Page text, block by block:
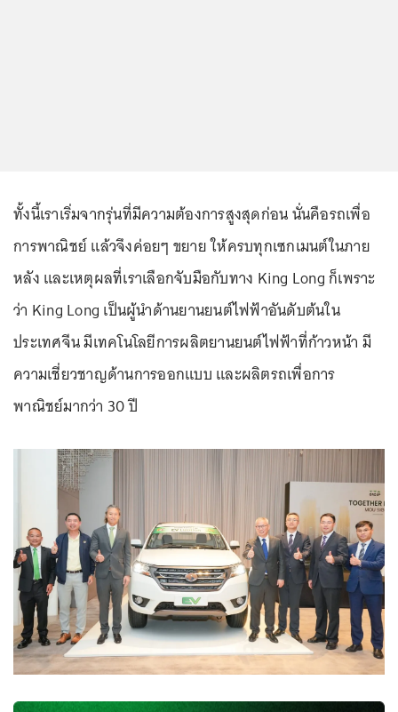
ทั้งนี้เราเริ่มจากรุ่นที่มีความต้องการสูงสุดก่อน นั่นคือรถเพื่อ
การพาณิชย์ แล้วจึงค่อยๆ ขยาย ให้ครบทุกเซกเมนต์ในภาย
หลัง และเหตุผลที่เราเลือกจับมือกับทาง King Long ก็เพราะ
ว่า King Long เป็นผู้นำด้านยานยนต์ไฟฟ้าอันดับต้นใน
ประเทศจีน มีเทคโนโลยีการผลิตยานยนต์ไฟฟ้าที่ก้าวหน้า มี
ความเชี่ยวชาญด้านการออกแบบ และผลิตรถเพื่อการ
พาณิชย์มากว่า 30 ปี